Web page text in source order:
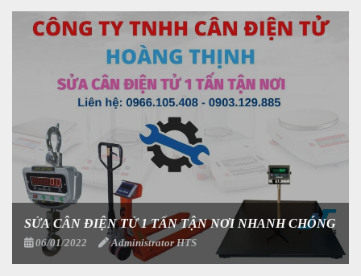
SỬA CÂN ĐIỆN TỬ 1 TẤN TẬN NƠI NHANH CHÓNG
06/01/2022 Administrator HTS